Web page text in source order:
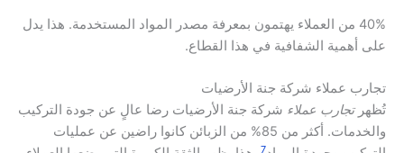
40% من العملاء يهتمون بمعرفة مصدر المواد المستخدمة. هذا يدل
على أهمية الشفافية في هذا القطاع.
تجارب عملاء شركة جنة الأرضيات
تُظهرتجارب عملاء شركة جنة الأرضيات رضا عالٍ عن جودة التركيب
والخدمات. أكثر من 85% من الزبائن كانوا راضين عن عمليات
7